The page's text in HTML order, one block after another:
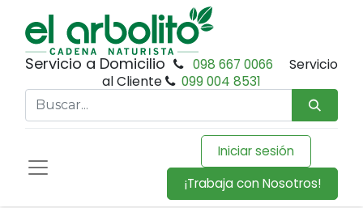
Servicio a Domicilio 098 667 0066
Servicio
al Cliente
099 004 8531
Iniciar sesión
¡Trabaja con Nosotros!